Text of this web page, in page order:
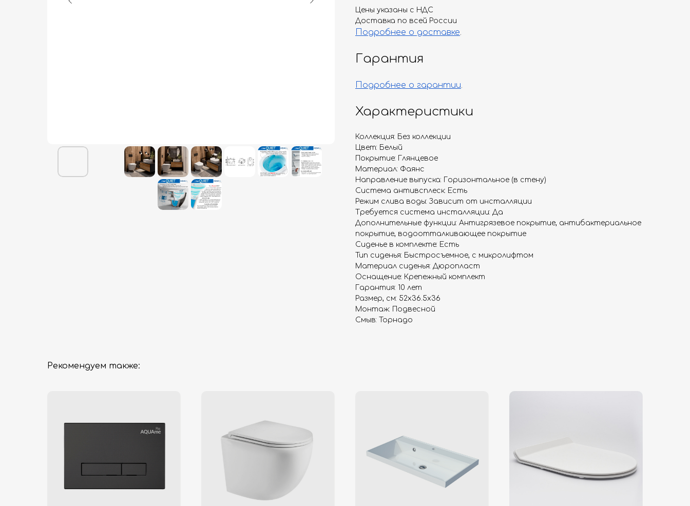
Цены указаны с НДС
Доставка по всей России
Подробнее о доставке.
Гарантия
Подробнее о гарантии.
Характеристики
Коллекция: Без коллекции
Цвет: Белый
Покрытие: Глянцевое
Материал: Фаянс
Направление выпуска: Горизонтальное (в стену)
Система антивсплеск: Есть
Режим слива воды: Зависит от инсталляции
Требуется система инсталляции: Да
Дополнительные функции: Антигрязевое покрытие, антибактериальное
покрытие, водоотталкивающее покрытие
Сиденье в комплекте: Есть
Тип сиденья: Быстросъемное, с микролифтом
Материал сиденья: Дюропласт
Оснащение: Крепежный комплект
Гарантия: 10 лет
Размер, см: 52x36.5x36
Монтаж: Подвесной
Смыв: Торнадо
Рекомендуем также: